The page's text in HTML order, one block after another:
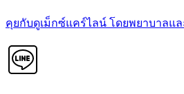
คุยกับดูเม็กซ์แคร์ไลน์ โดยพยาบาลแ